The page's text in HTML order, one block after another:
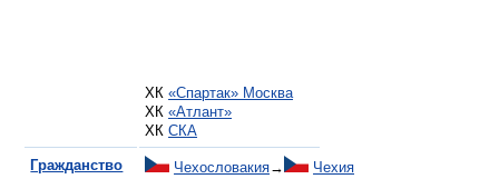
ХК«Спартак» Москва
ХК«Атлант»
ХКСКА
Гражданство Чехословакия→ Чехия